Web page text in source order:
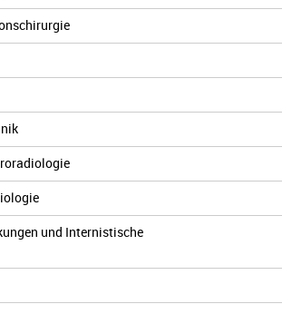
und Internistische